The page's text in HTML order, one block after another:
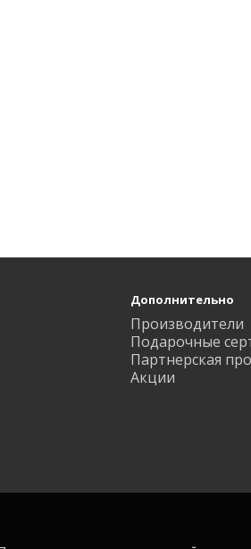
Дополнительно
Производители
Подарочные
Партнерская
Акции